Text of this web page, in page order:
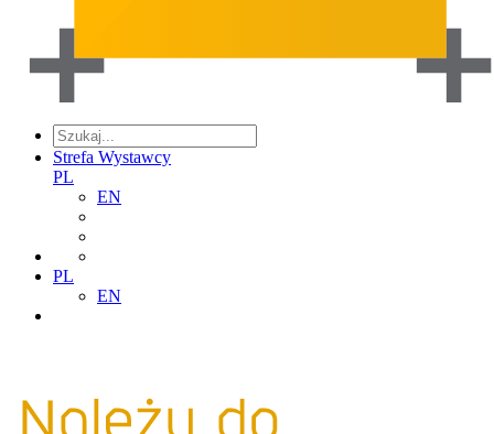
Strefa Wystawcy
PL
EN
PL
EN